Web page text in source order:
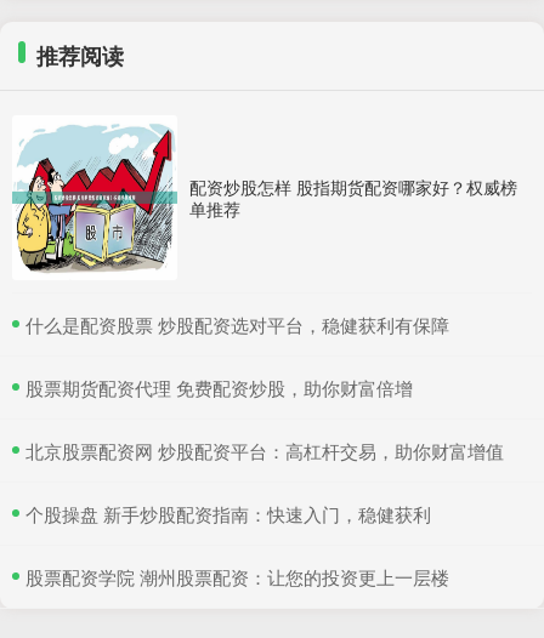
推荐阅读
配资炒股怎样 股指期货配资哪家好？权威榜
单推荐
​什么是配资股票 炒股配资选对平台，稳健获利有保障
​股票期货配资代理 免费配资炒股，助你财富倍增
​北京股票配资网 炒股配资平台：高杠杆交易，助你财富增值
​个股操盘 新手炒股配资指南：快速入门，稳健获利
​股票配资学院 潮州股票配资：让您的投资更上一层楼